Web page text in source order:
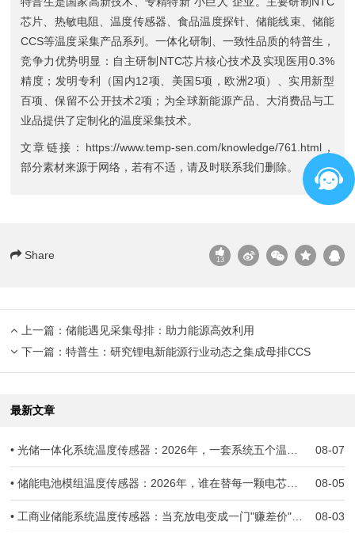
芯片
热敏电阻 、温度传感器 、食品温度探针 、储能线束、 储能
CCS等温度采集产品系列。一体化研制、一致性品质的特普生，
竞争力优势明显：自主研制NTC芯片核心技术及实现医用0.3%
精度；发明专利（国内12项、美国5项，欧洲2项）、实用新型
百项、保留不公开技术2项；为全球新能源产品、大消费品与工
业品提供了定制化的温度采集技术。
文章链接： https://www.temp-sen.com/knowledge/761.html，
部分素材来源于网络，若有不适，请及时联系我们删除。
Share 13
上一篇： 储能遇见采集母排：助力能源高效利用
下一篇： 特普生：研究锂电新能源行业动态之集成母排CCS
最新文章
08-07
• 光储一体化系统温度传感器：2026年，一套系统五个温度世界，谁来当全场的"哨兵"？
08-05
• 储能电池模组温度传感器：2026年，谁在替每一颗电芯守住生死线？
08-03
• 工商业储能系统温度传感器：当充放电变成一门"赚差价"的生意，温度一旦失准，亏的就是真金白银